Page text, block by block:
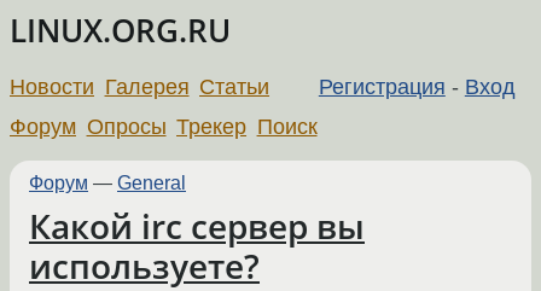
LINUX.ORG.RU
Регистрация - Вход
Новости Галерея Статьи
Форум Опросы Трекер Поиск
Форум — General
Какой irc сервер вы
используете?